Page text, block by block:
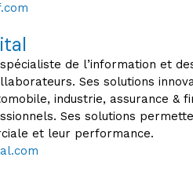
de l’information et
Ses solutions
industrie, assurance &
Ses solutions
et leur performance.